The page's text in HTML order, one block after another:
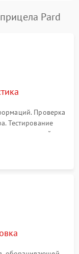
Pard
Проверка
Тестирование
отстройки
внутренних